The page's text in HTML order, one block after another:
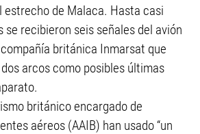
estrecho de Malaca. Hasta casi
se recibieron seis señales del avión
británica Inmarsat que
arcos como posibles últimas
británico encargado de
aéreos (AAIB) han usado “un